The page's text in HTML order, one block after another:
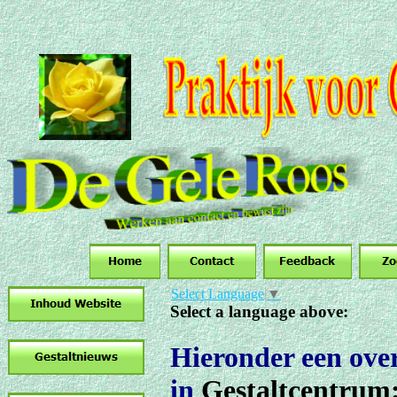
Select Language▼
Select a language above:
Hieronder een
in